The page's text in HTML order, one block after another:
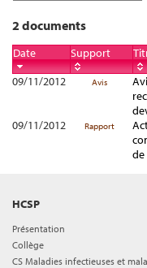
2 documents
Date Support
09/11/2012
Avis
09/11/2012
Rapport
de
HCSP
Présentation
Collège
CS Maladies infectieuses et